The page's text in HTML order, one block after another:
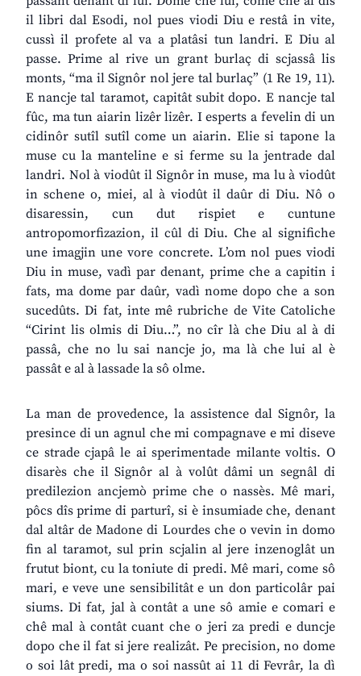
il libri dal Esodi, nol pues viodi Diu e restâ in vite,
cussì il profete al va a platâsi tun landri. E Diu al
passe. Prime al rive un grant burlaç di scjassâ lis
monts, “ma il Signôr nol jere tal burlaç” (1 Re 19, 11).
E nancje tal taramot, capitât subit dopo. E nancje tal
fûc, ma tun aiarin lizêr lizêr. I esperts a fevelin di un
cidinôr sutîl sutîl come un aiarin. Elie si tapone la
muse cu la manteline e si ferme su la jentrade dal
landri. Nol à viodût il Signôr in muse, ma lu à viodût
in schene o, miei, al à viodût il daûr di Diu. Nô o
disaressin, cun dut rispiet e cuntune
antropomorfizazion, il cûl di Diu. Che al significhe
une imagjin une vore concrete. L’om nol pues viodi
Diu in muse, vadì par denant, prime che a capitin i
fats, ma dome par daûr, vadì nome dopo che a son
sucedûts. Di fat, inte mê rubriche de Vite Catoliche
“Cirint lis olmis di Diu…”, no cîr là che Diu al à di
passâ, che no lu sai nancje jo, ma là che lui al è
passât e al à lassade la sô olme.
La man de provedence, la assistence dal Signôr, la
presince di un agnul che mi compagnave e mi diseve
ce strade cjapâ le ai sperimentade milante voltis. O
disarès che il Signôr al à volût dâmi un segnâl di
predilezion ancjemò prime che o nassès. Mê mari,
pôcs dîs prime di parturî, si è insumiade che, denant
dal altâr de Madone di Lourdes che o vevin in domo
fin al taramot, sul prin scjalin al jere inzenoglât un
frutut biont, cu la toniute di predi. Mê mari, come sô
mari, e veve une sensibilitât e un don particolâr pai
siums. Di fat, jal à contât a une sô amie e comari e
chê mal à contât cuant che o jeri za predi e duncje
dopo che il fat si jere realizât. Pe precision, no dome
o soi lât predi, ma o soi nassût ai 11 di Fevrâr, la dì